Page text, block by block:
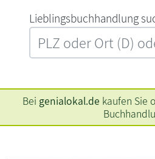
L‍i‍e‍b‍l‍i‍n‍g‍s‍b‍u‍c‍h‍h‍a‍n‍d‍l‍u‍n‍g‍
Bei genialokal.de kaufen Sie